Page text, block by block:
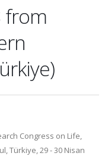
from
Congress on Life,
Türkiye, 29 - 30 Nisan